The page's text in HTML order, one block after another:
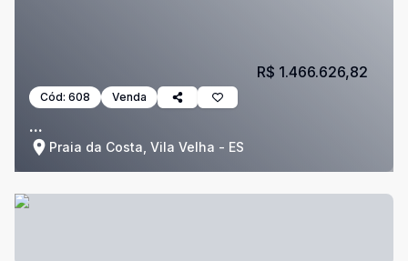
Cód: 608 Venda
...
Praia da Costa, Vila Velha - ES
R$ 1.466.626,82